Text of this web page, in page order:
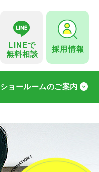
LINEで
無料相談
採用情報
ショールームのご案内